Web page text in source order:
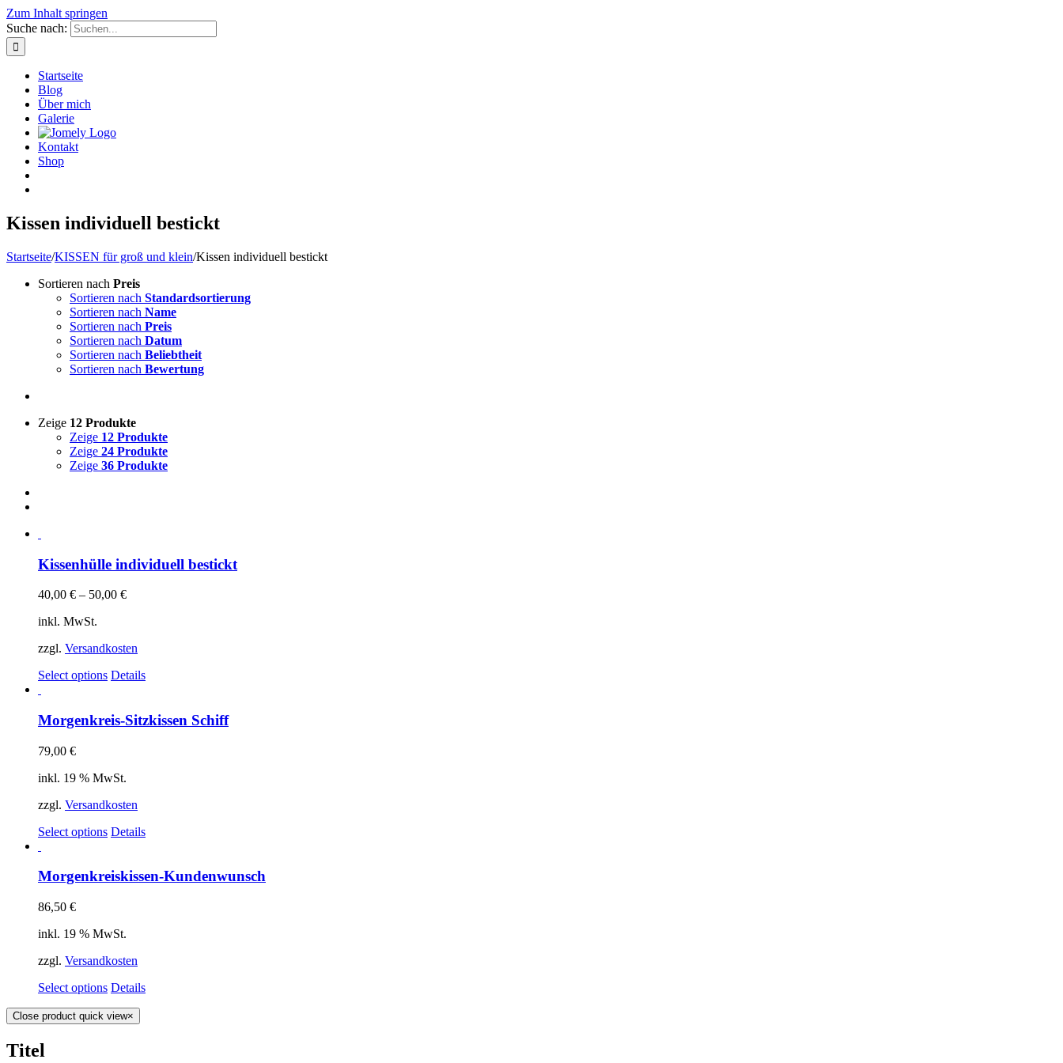
Zum Inhalt springen
Suche nach:
Startseite
Blog
Über mich
Galerie
Kontakt
Shop
Kissen individuell bestickt
Startseite/KISSEN für groß und klein/Kissen individuell bestickt
Sortieren nach Preis
Sortieren nach Standardsortierung
Sortieren nach Name
Sortieren nach Preis
Sortieren nach Datum
Sortieren nach Beliebtheit
Sortieren nach Bewertung
Zeige 12 Produkte
Zeige 12 Produkte
Zeige 24 Produkte
Zeige 36 Produkte
Kissenhülle individuell bestickt
40,00 € – 50,00 €
inkl. MwSt.
zzgl. Versandkosten
Select options Details
Morgenkreis-Sitzkissen Schiff
79,00 €
inkl. 19 % MwSt.
zzgl. Versandkosten
Select options Details
Morgenkreiskissen-Kundenwunsch
86,50 €
inkl. 19 % MwSt.
zzgl. Versandkosten
Select options Details
Close product quick view×
Titel